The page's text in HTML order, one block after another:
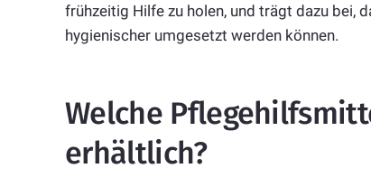
frühzeitig Hilfe zu holen, und trägt dazu bei,
hygienischer umgesetzt werden können.
Welche
erhältlich?